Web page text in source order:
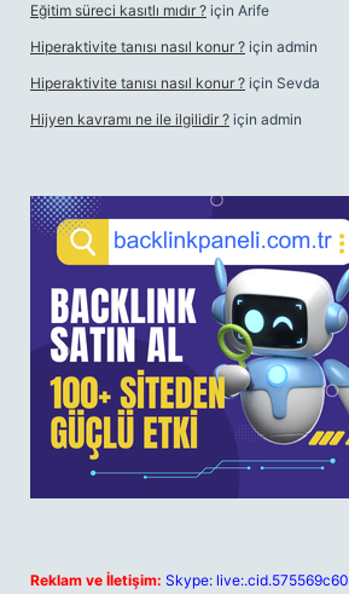
Eğitim süreci kasıtlı mıdır ? için Arife
Hiperaktivite tanısı nasıl konur ? için admin
Hiperaktivite tanısı nasıl konur ? için Sevda
Hijyen kavramı ne ile ilgilidir ? için admin
Reklam ve İletişim: Skype: